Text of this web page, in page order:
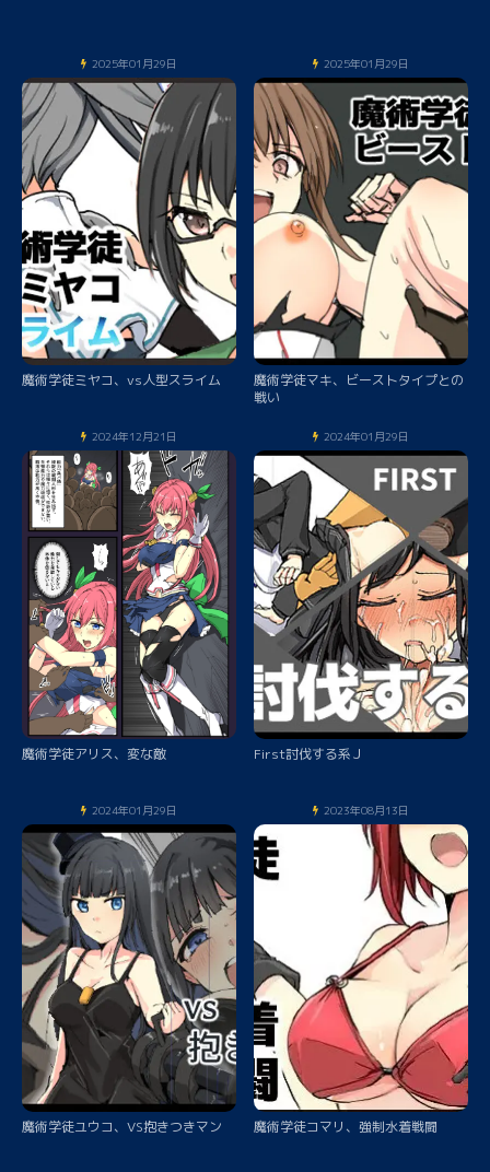
2025年01月29日
魔術学徒ミヤコ、vs人型スライム
2025年01月29日
魔術学徒マキ、ビーストタイプとの
戦い
2024年12月21日
魔術学徒アリス、変な敵
2024年01月29日
First討伐する系Ｊ
2024年01月29日
魔術学徒ユウコ、VS抱きつきマン
2023年08月13日
魔術学徒コマリ、強制水着戦闘